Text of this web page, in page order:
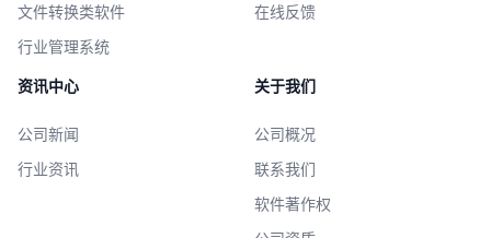
文件转换类软件
行业管理系统
在线反馈
资讯中心
公司新闻
行业资讯
关于我们
公司概况
联系我们
软件著作权